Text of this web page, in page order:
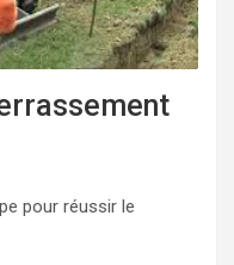
pour réussir le